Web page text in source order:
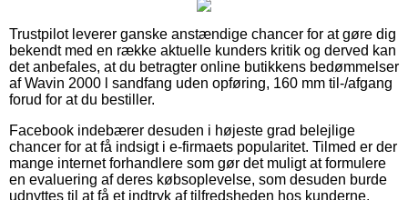
Trustpilot leverer ganske anstændige chancer for at gøre dig
bekendt med en række aktuelle kunders kritik og derved kan
det anbefales, at du betragter online butikkens bedømmelser
af Wavin 2000 l sandfang uden opføring, 160 mm til-/afgang
forud for at du bestiller.
Facebook indebærer desuden i højeste grad belejlige
chancer for at få indsigt i e-firmaets popularitet. Tilmed er der
mange internet forhandlere som gør det muligt at formulere
en evaluering af deres købsoplevelse, som desuden burde
udnyttes til at få et indtryk af tilfredsheden hos kunderne.